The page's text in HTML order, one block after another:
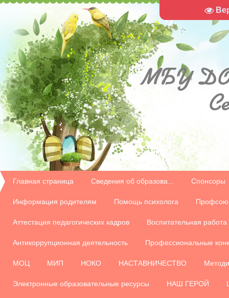
МБУ
Главная страница Сведения об образова... Спонсоры
Информация родителям Помощь психолога
Аттестация педагогических кадров Воспитательная работа
Антикоррупционная деятельность Профессиональные
МОЦ МИП НОКО НАСТАВНИЧЕСТВО
Электронные образовательные ресурсы НАШ ГЕРОЙ